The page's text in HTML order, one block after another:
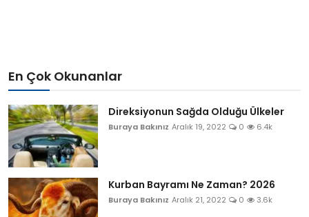
En Çok Okunanlar
Direksiyonun Sağda Olduğu Ülkeler
Buraya Bakınız Aralık 19, 2022 0 6.4k
Kurban Bayramı Ne Zaman? 2026
Buraya Bakınız Aralık 21, 2022 0 3.6k